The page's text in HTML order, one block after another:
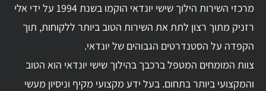
מרכזי השירות הילוך שישי יונדאי הוקמו בשנת 1994 על ידי אלי
רזניק מתוך רצון לתת את השירות הטוב ביותר ללקוחות, תוך
הקפדה על הסטנדרטים הגבוהים של יונדאי.
צוות המומחים המטפל ברכבך בהילוך שישי יונדאי הוא הטוב
והמקצועי ביותר בתחום. בעל ידע מקצועי מקיף וניסיון מעשי